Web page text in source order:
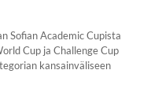
Sofian Academic Cupista
Cup ja Challenge Cup
kansainväliseen